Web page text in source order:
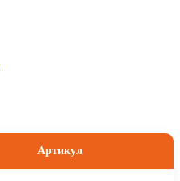
Артикул